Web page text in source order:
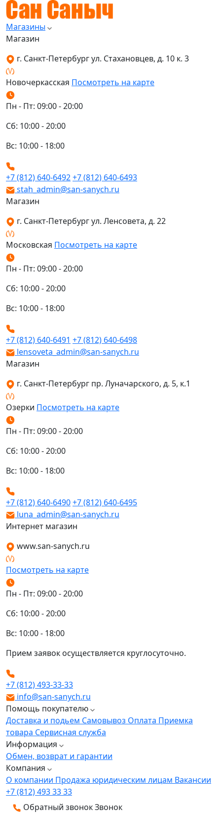
Магазины
Магазин
г. Санкт-Петербург ул. Стахановцев, д. 10 к. 3
Новочеркасская Посмотреть на карте
Пн - Пт: 09:00 - 20:00
Сб: 10:00 - 20:00
Вс: 10:00 - 18:00
+7 (812) 640-6492+7 (812) 640-6493
stah_admin@san-sanych.ru
Магазин
г. Санкт-Петербург ул. Ленсовета, д. 22
Московская Посмотреть на карте
Пн - Пт: 09:00 - 20:00
Сб: 10:00 - 20:00
Вс: 10:00 - 18:00
+7 (812) 640-6491 +7 (812) 640-6498
lensoveta_admin@san-sanych.ru
Магазин
г. Санкт-Петербург пр. Луначарского, д. 5, к.1
Озерки Посмотреть на карте
Пн - Пт: 09:00 - 20:00
Сб: 10:00 - 20:00
Вс: 10:00 - 18:00
+7 (812) 640-6490+7 (812) 640-6495
luna_admin@san-sanych.ru
Интернет магазин
www.san-sanych.ru
Посмотреть на карте
Пн - Пт: 09:00 - 20:00
Сб: 10:00 - 20:00
Вс: 10:00 - 18:00
Прием заявок осуществляется круглосуточно.
+7 (812) 493-33-33
info@san-sanych.ru
Помощь покупателю
Доставка и подьем Самовывоз Оплата Приемка
товара Сервисная служба
Информация
Обмен, возврат и гарантии
Компания
О компании Продажа юридическим лицам Вакансии
+7 (812) 493 33 33
Обратный звонокЗвонок